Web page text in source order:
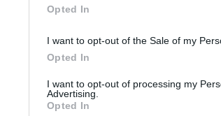
Opted In
I want to opt-out of the Sale of my
Opted In
I want to opt-out of processing my
Advertising.
Opted In